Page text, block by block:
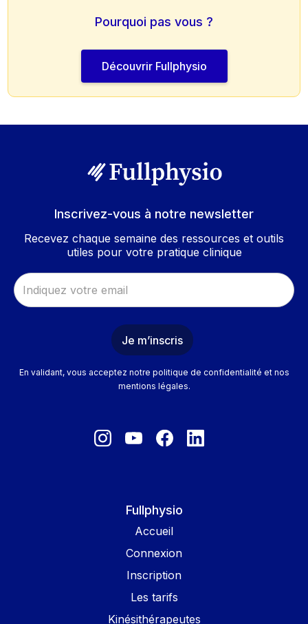
Pourquoi pas vous ?
Découvrir Fullphysio
Inscrivez-vous à notre newsletter
Recevez chaque semaine des ressources et outils
utiles pour votre pratique clinique
En validant, vous acceptez notre politique de confidentialité et nos
mentions légales.
Fullphysio
Accueil
Connexion
Inscription
Les tarifs
Kinésithérapeutes